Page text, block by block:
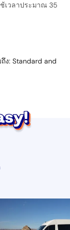
เวลาประมาณ 35
ง: Standard and